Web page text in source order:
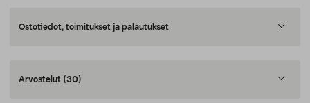
Ostotiedot, toimitukset ja palautukset
Arvostelut (30)